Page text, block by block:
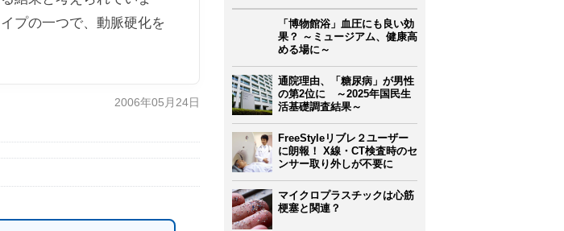
プの一つで、動脈硬化を
2006年05月24日
「博物館浴」血圧にも良い効
果？ ～ミュージアム、健康高
める場に～
通院理由、「糖尿病」が男性
の第2位に ～2025年国民生
活基礎調査結果～
FreeStyleリブレ２ユーザー
に朗報！ X線・CT検査時のセ
ンサー取り外しが不要に
マイクロプラスチックは心筋
梗塞と関連？